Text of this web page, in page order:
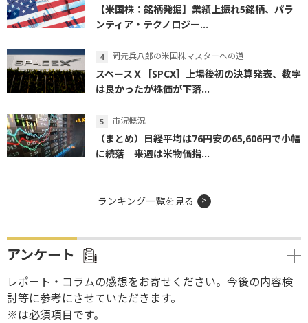
【米国株：銘柄発掘】業績上振れ5銘柄、パラ
ンティア・テクノロジー...
岡元兵八郎の米国株マスターへの道
スペースＸ［SPCX］上場後初の決算発表、数字
は良かったが株価が下落...
市況概況
（まとめ）日経平均は76円安の65,606円で小幅
に続落 来週は米物価指...
ランキング一覧を見る
アンケート
レポート・コラムの感想をお寄せください。今後の内容検
討等に参考にさせていただきます。
※は必須項目です。